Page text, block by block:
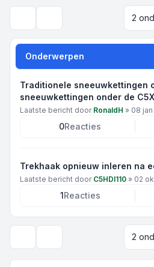
2
Onderwerpen
Traditionele sneeuwkettingen
sneeuwkettingen onder de
Laatste bericht door RonaldH » 08 jan
0Reacties
Trekhaak opnieuw inleren na
Laatste bericht door C5HDI110 » 02
1Reacties
Weergave- en 2